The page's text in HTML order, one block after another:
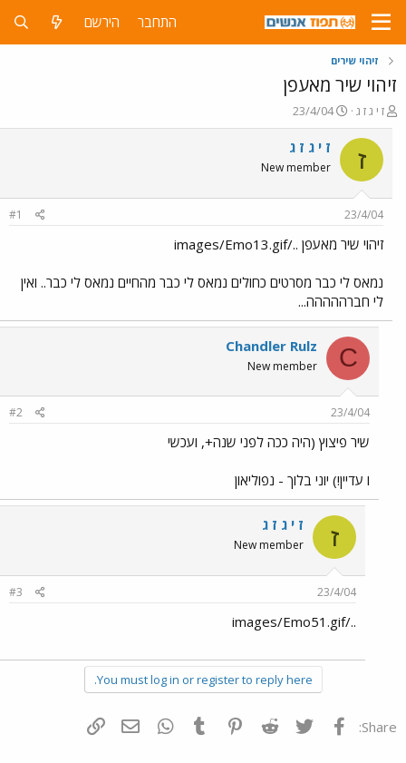
התחבר הירשם
זיהוי שירים
זיהוי שיר מאעפן
פ
ו
ת
ח
ה
ש
א
ז י ג ז ג
פ
ו
ר
ם
ר
23/4/04
ז ז י ג ז ג
New member
23/4/04
#1
זיהוי שיר מאעפן ../images/Emo13.gif
נמאס לי כבר מסרטים כחולים נמאס לי כבר מהחיים נמאס לי כבר.. ואין
לי חברההההה...
C
Chandler Rulz
New member
23/4/04
#2
שיר פיצוץ (היה ככה לפני שנה+, ועכשי
ו עדיין!) יוני בלוך - נפוליאון
ז ז י ג ז ג
New member
23/4/04
#3
../images/Emo51.gif
You must log in or register to reply here.
Share: פייסבוק Twitter
Reddit
Pinterest
Tumblr
WhatsAppדואר אלקטרוני